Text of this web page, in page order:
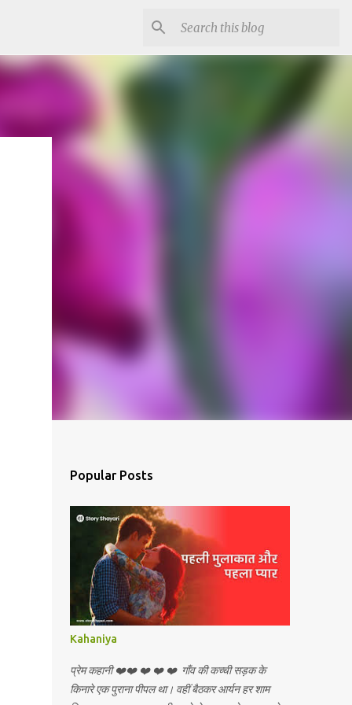
Popular Posts
Kahaniya
प्रेम कहानी ❤️❤️ ❤️ ❤️ ❤️ गाँव की कच्ची सड़क के
किनारे एक पुराना पीपल था। वहीं बैठकर आर्यन हर शाम